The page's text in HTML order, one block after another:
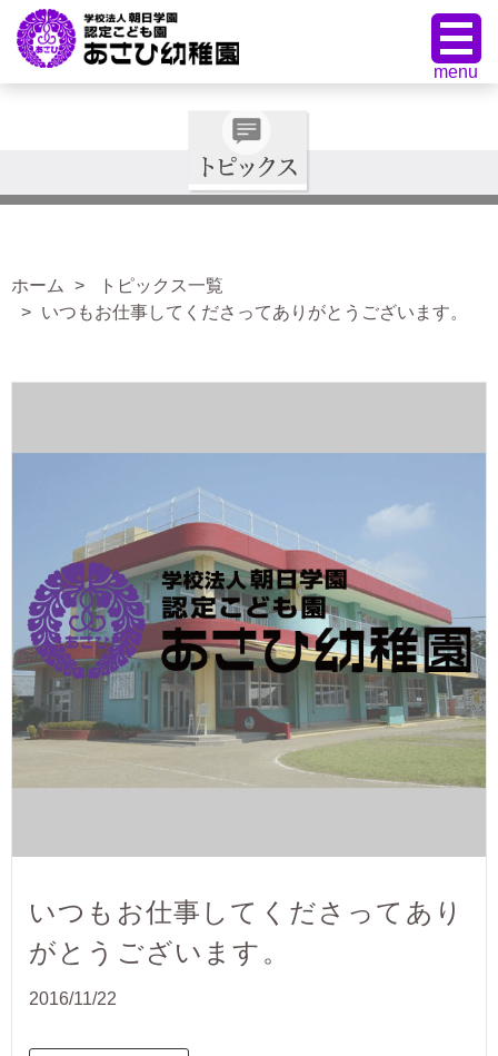
ホーム
トピックス一覧
いつもお仕事してくださってありがとうございます。
いつもお仕事してくださってあり
がとうございます。
2016/11/22